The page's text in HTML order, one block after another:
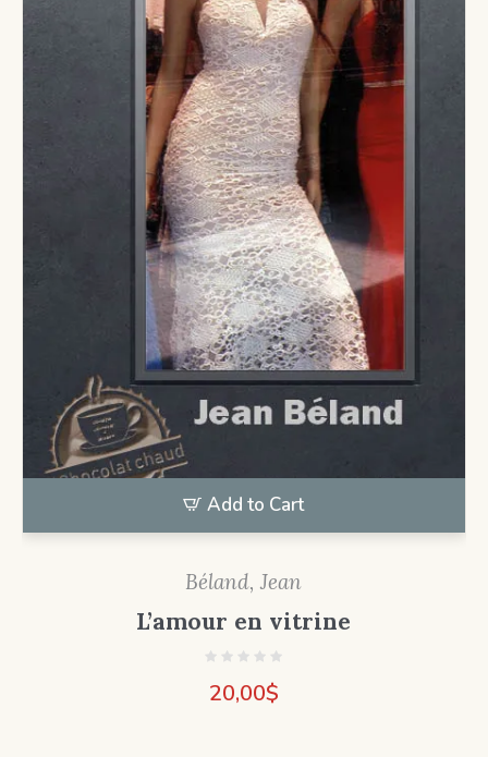
Add to Cart
Béland, Jean
L’amour en vitrine
20,00$